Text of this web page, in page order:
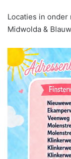
Locaties in
Midwolda &